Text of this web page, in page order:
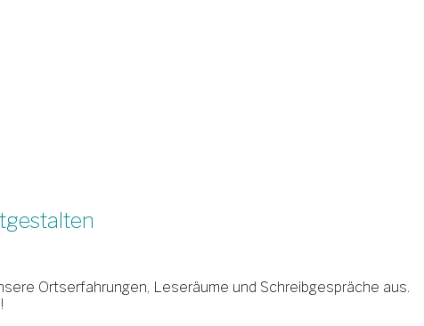
Ortserfahrungen, Leseräume und Schreibgespräche aus.